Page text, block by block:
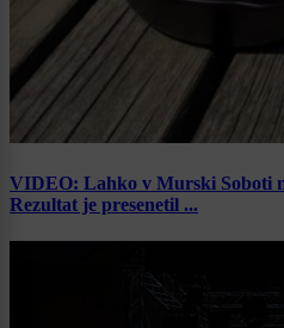
VIDEO: Lahko v Murski Soboti
Rezultat je presenetil ...